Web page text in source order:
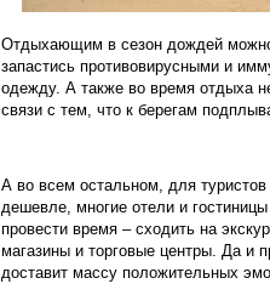
Отдыхающим в сезон дождей
запастись противовирусными и
одежду. А также во время отдыха
связи с тем, что к берегам
А во всем остальном, для
дешевле, многие отели и
провести время – сходить на
магазины и торговые центры. Да и
доставит массу положительных